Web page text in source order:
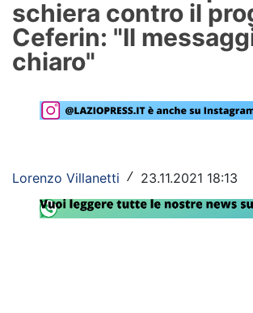
Infortuni
Primavera
Lazio Women
Social
schiera contro il
Ceferin: "Il
chiaro"
Lorenzo Villanetti / 23.11.2021 18:13